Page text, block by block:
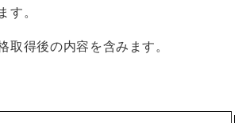
す。
取得後の内容を含みます。